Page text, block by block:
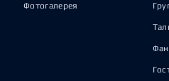
Фотогалерея